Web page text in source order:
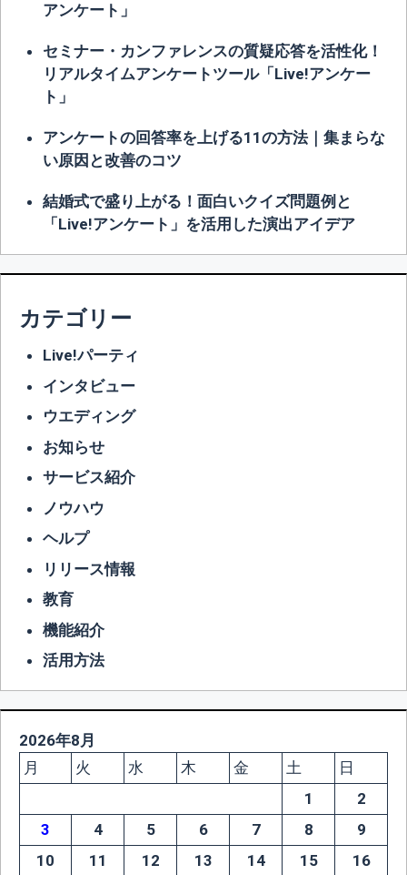
アンケート」
セミナー・カンファレンスの質疑応答を活性化！
リアルタイムアンケートツール「Live!アンケー
ト」
アンケートの回答率を上げる11の方法｜集まらな
い原因と改善のコツ
結婚式で盛り上がる！面白いクイズ問題例と
「Live!アンケート」を活用した演出アイデア
カテゴリー
Live!パーティ
インタビュー
ウエディング
お知らせ
サービス紹介
ノウハウ
ヘルプ
リリース情報
教育
機能紹介
活用方法
2026年8月
月
火 水 木 金 土
日
1
2
3
4 5 6 7 8
9
10
11 12 13 14 15
16